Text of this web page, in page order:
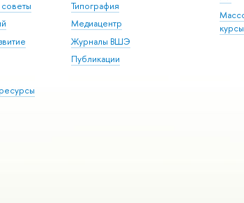
Типография
Медиацентр
Журналы ВШЭ
Публикации
курсы